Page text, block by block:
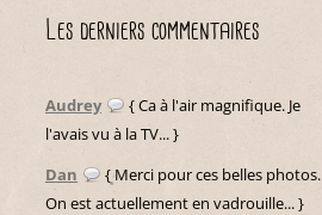
Les derniers commentaires
Audrey
{ Ca à l'air magnifique. Je
l'avais vu à la TV... }
Dan
{ Merci pour ces belles photos.
On est actuellement en vadrouille... }